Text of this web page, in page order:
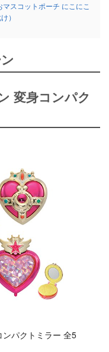
スコットポーチ にこにこ
）
変身コンパク
パクトミラー 全5